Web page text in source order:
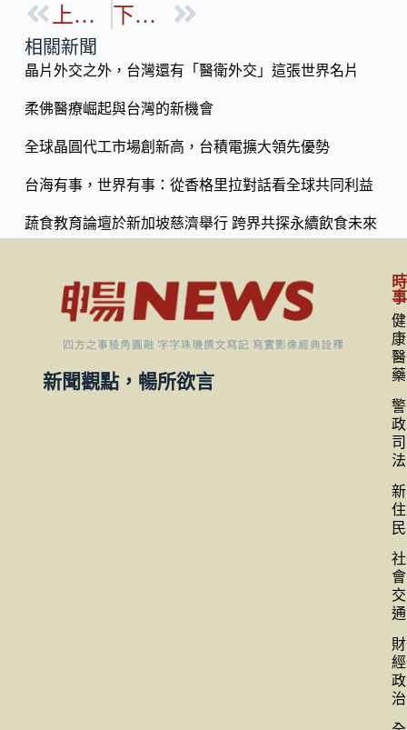
b
o
k
p
Li
n
k
上一篇 下一篇
相關新聞
晶片外交之外，台灣還有「醫衛外交」這張世界名片
柔佛醫療崛起與台灣的新機會
全球晶圓代工市場創新高，台積電擴大領先優勢
台海有事，世界有事：從香格里拉對話看全球共同利益
蔬食教育論壇於新加坡慈濟舉行 跨界共探永續飲食未來
新聞觀點，暢所欲言
時
事
健
康
醫
藥
警
政
司
法
新
住
民
社
會
交
通
財
經
政
治